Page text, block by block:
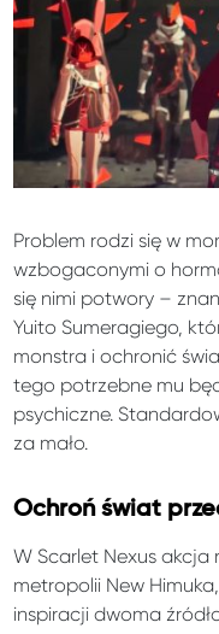
Problem rodzi się w
wzbogaconymi o
się nimi potwory –
Yuito Sumeragiego,
monstra i ochronić
tego potrzebne mu
psychiczne.
za mało.
Ochroń świat
W Scarlet Nexus akcja
metropolii New
inspiracji dwoma